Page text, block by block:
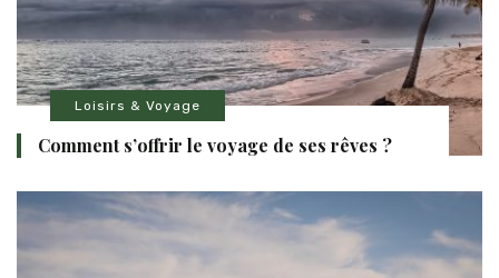
Loisirs & Voyage
Comment s’offrir le voyage de ses rêves ?